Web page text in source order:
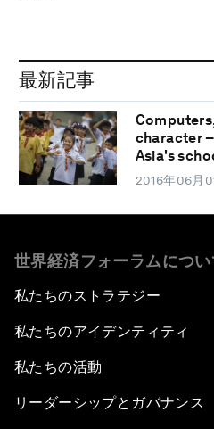
最新記事
character
Asia's
2016年06月
世界経済フォーラムについ
私たちのストラテジー
私たちのアイデンティティ
私たちの活動
リーダーシップとガバナンス